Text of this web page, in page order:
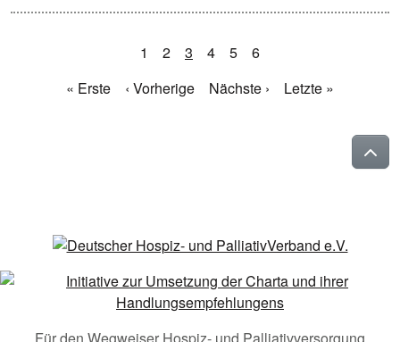
1 2 3 4 5
6
« Erste
‹ Vorherige Nächste › Letzte »
Für den Wegweiser Hospiz- und Palliativversorgung